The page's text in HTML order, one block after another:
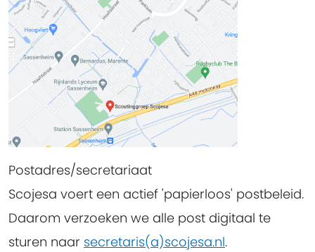
Postadres/secretariaat
Scojesa voert een actief 'papierloos' postbeleid.
Daarom verzoeken we alle post digitaal te
sturen naar secretaris(a)scojesa.nl.